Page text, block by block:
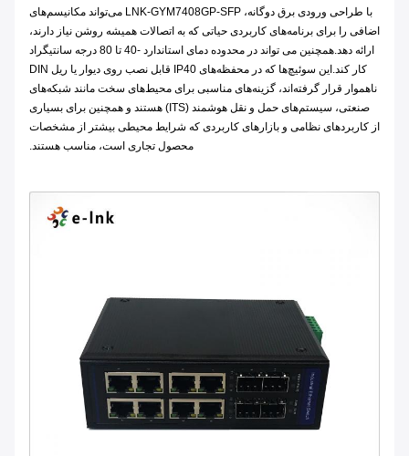
با طراحی ورودی برق دوگانه، LNK-GYM7408GP-SFP می‌تواند مکانیسم‌های
اضافی را برای برنامه‌های کاربردی حیاتی که به اتصالات همیشه روشن نیاز دارند،
ارائه دهد.همچنین می تواند در محدوده دمای استاندارد -40 تا 80 درجه سانتیگراد
کار کند.این سوئیچ‌ها که در محفظه‌های IP40 قابل نصب روی دیوار یا ریل DIN
ناهموار قرار گرفته‌اند، گزینه‌های مناسبی برای محیط‌های سخت مانند شبکه‌های
صنعتی، سیستم‌های حمل و نقل هوشمند (ITS) هستند و همچنین برای بسیاری
از کاربردهای نظامی و بازارهای کاربردی که شرایط محیطی بیشتر از مشخصات
محصول تجاری است، مناسب هستند.